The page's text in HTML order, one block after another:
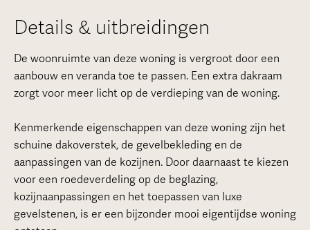
Details & uitbreidingen
De woonruimte van deze woning is vergroot door een
aanbouw en veranda toe te passen. Een extra dakraam
zorgt voor meer licht op de verdieping van de woning.
Kenmerkende eigenschappen van deze woning zijn het
schuine dakoverstek, de gevelbekleding en de
aanpassingen van de kozijnen. Door daarnaast te kiezen
voor een roedeverdeling op de beglazing,
kozijnaanpassingen en het toepassen van luxe
gevelstenen, is er een bijzonder mooi eigentijdse woning